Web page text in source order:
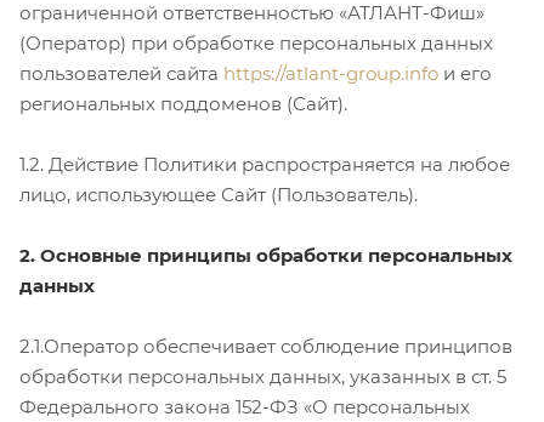
ограниченной ответственностью «АТЛАНТ-Фиш»
(Оператор) при обработке персональных данных
пользователей сайта https://atlant-group.info и его
региональных поддоменов (Сайт).
1.2. Действие Политики распространяется на любое
лицо, использующее Сайт (Пользователь).
2. Основные принципы обработки персональных
данных
2.1.Оператор обеспечивает соблюдение принципов
обработки персональных данных, указанных в ст. 5
Федерального закона 152-ФЗ «О персональных